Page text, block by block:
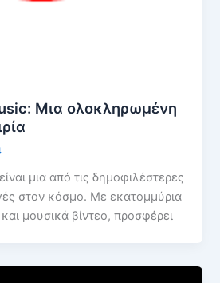
Μια ολοκληρωμένη
μια από τις δημοφιλέστερες
στον κόσμο. Με εκατομμύρια
μουσικά βίντεο, προσφέρει